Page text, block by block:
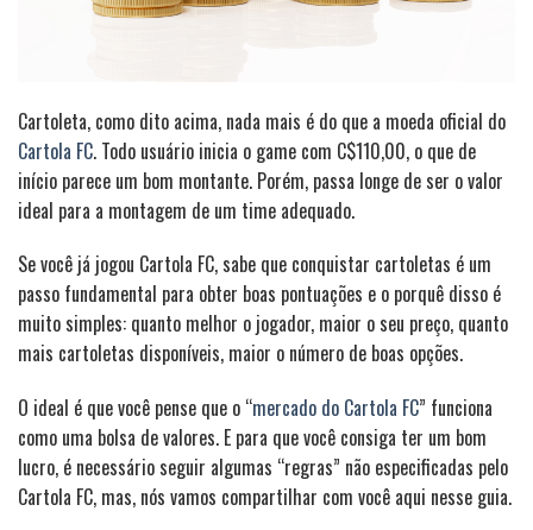
Cartoleta, como dito acima, nada mais é do que a moeda oficial do
Cartola FC. Todo usuário inicia o game com C$110,00, o que de
início parece um bom montante. Porém, passa longe de ser o valor
ideal para a montagem de um time adequado.
Se você já jogou Cartola FC, sabe que conquistar cartoletas é um
passo fundamental para obter boas pontuações e o porquê disso é
muito simples: quanto melhor o jogador, maior o seu preço, quanto
mais cartoletas disponíveis, maior o número de boas opções.
O ideal é que você pense que o “mercado do Cartola FC” funciona
como uma bolsa de valores. E para que você consiga ter um bom
lucro, é necessário seguir algumas “regras” não especificadas pelo
Cartola FC, mas, nós vamos compartilhar com você aqui nesse guia.